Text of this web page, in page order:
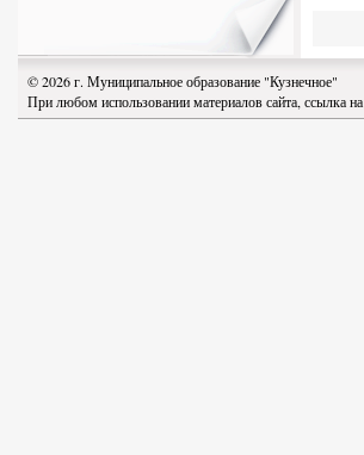
© 2026 г. Муниципальное образование "Кузнечное"
При любом использовании материалов сайта, ссылка на